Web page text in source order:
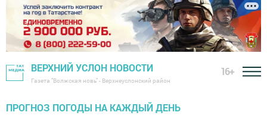
ВЕРХНИЙ УСЛОН НОВОСТИ
Газета "Волжская новь" - Верхнеуслонский район
16+
ПРОГНОЗ ПОГОДЫ НА КАЖДЫЙ ДЕНЬ